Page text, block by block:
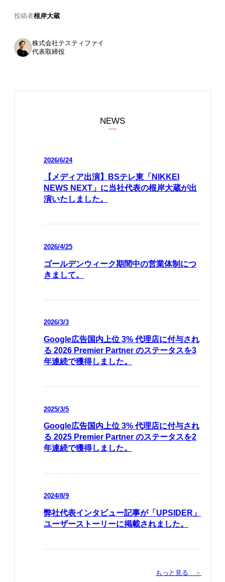
投稿者根岸大蔵
株式会社テスティファイ
代表取締役
NEWS
2026/6/24
【メディア出演】BSテレ東「NIKKEI
NEWS NEXT」に当社代表の根岸大蔵が出
演いたしました。
2026/4/25
ゴールデンウィーク期間中の営業体制につ
きまして。
2026/3/3
Google広告国内上位 3% 代理店に付与され
る 2026 Premier Partner のステータスを3
年連続で獲得しました。
2025/3/5
Google広告国内上位 3% 代理店に付与され
る 2025 Premier Partner のステータスを2
年連続で獲得しました。
2024/8/9
弊社代表インタビュー記事が「UPSIDER」
ユーザーストーリーに掲載されました。
もっと見る ＞